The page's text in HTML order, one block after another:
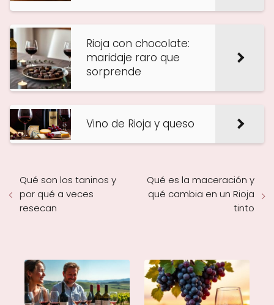
Rioja con chocolate:
maridaje raro que
sorprende
Vino de Rioja y queso
Qué son los taninos y
por qué a veces
resecan
Qué es la maceración y
qué cambia en un Rioja
tinto